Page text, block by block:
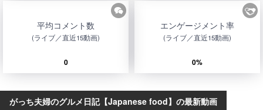
平均コメント数
(ライブ／直近15動画)
0
エンゲージメント率
(ライブ／直近15動画)
0%
がっち夫婦のグルメ日記【Japanese food】の最新動画